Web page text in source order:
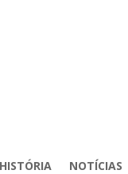
NOTÍCIAS